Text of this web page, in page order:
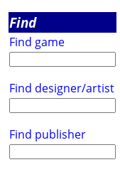
Find
Find game
Find designer/artist
Find publisher